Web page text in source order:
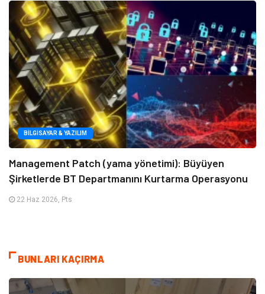
BILGISAYAR & YAZILIM
Management Patch (yama yönetimi): Büyüyen
Şirketlerde BT Departmanını Kurtarma Operasyonu
22 Haz 2026, Pts
BUNLARI KAÇIRMA